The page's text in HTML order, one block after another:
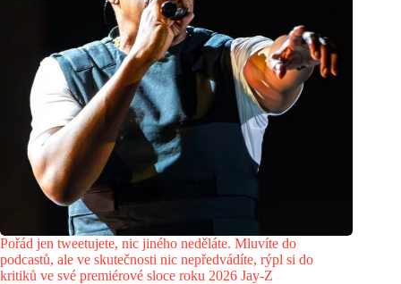
Pořád jen tweetujete, nic jiného neděláte. Mluvíte do
podcastů, ale ve skutečnosti nic nepředvádíte, rýpl si do
kritiků ve své premiérové sloce roku 2026 Jay-Z